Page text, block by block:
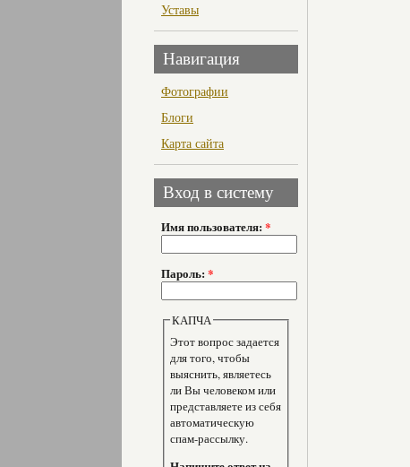
Уставы
Навигация
Фотографии
Блоги
Карта сайта
Вход в систему
Имя пользователя: *
Пароль: *
КАПЧА
Этот вопрос задается
для того, чтобы
выяснить, являетесь
ли Вы человеком или
представляете из себя
автоматическую
спам-рассылку.